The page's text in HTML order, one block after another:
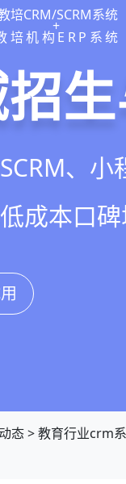
培CRM/SCRM系统
+
培机构ERP系统
心，打
的全生命
配、标
绩效招
像、自
度挖掘学
、
成本口
态>教育行业crm